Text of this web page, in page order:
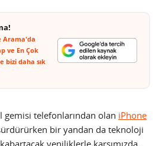
Arama'da
ve En Çok
bizi daha sık
gemisi telefonlarından olan iPhone
bir yandan da teknoloji
kabartacak yeniliklerle karşımızda.